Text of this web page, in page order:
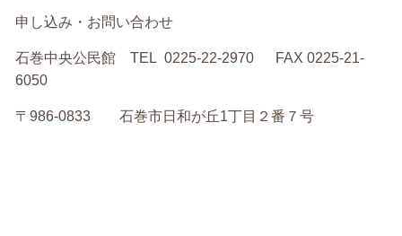
申し込み・お問い合わせ
石巻中央公民館 TEL 0225-22-2970 FAX 0225-21-
6050
〒986-0833 石巻市日和が丘1丁目２番７号